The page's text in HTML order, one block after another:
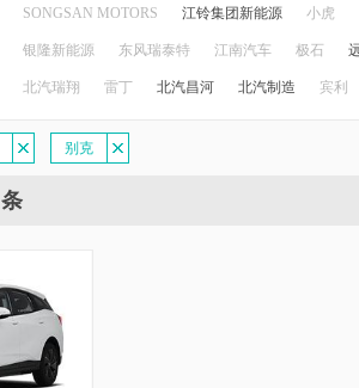
SONGSAN MOTORS 江铃集团新能源 小虎
银隆新能源 东风瑞泰特 江南汽车 极石
北汽瑞翔 雷丁 北汽昌河 北汽制造 宾利
别克
条